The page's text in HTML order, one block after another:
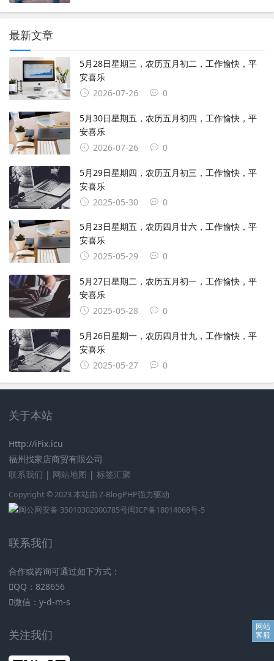
最新文章
5月28日星期三，农历五月初二，工作愉快，平
安喜乐
2026-07-26
0
5月30日星期五，农历五月初四，工作愉快，平
安喜乐
2026-07-26
0
5月29日星期四，农历五月初三，工作愉快，平
安喜乐
2025-05-30
0
5月23日星期五，农历四月廿六，工作愉快，平
安喜乐
2025-05-29
0
5月27日星期二，农历五月初一，工作愉快，平
安喜乐
2025-05-28
0
5月26日星期一，农历四月廿九，工作愉快，平
安喜乐
2025-05-27
0
关于本站
Http://iFix.icu
福州找家店商贸有限公司
联系我们 | 网站地图 | 标签汇聚
Copyright © 2023 本站由 Z-BlogPHP强力驱动
闽公网安备 35010302000785号闽ICP备18014068号-5
联系我们
合作或咨询可通过如下方式：
QQ：828656
微信：y-d-m-s
关注我们